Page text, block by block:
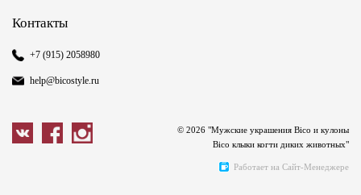
Контакты
+7 (915) 2058980
help@bicostyle.ru
© 2026 "Мужские украшения Bico и кулоны
Bico клыки когти диких животных"
Работает на Сайт-Менеджере